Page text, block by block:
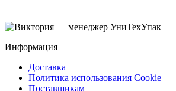
Информация
Доставка
Политика использования Cookie
Поставщикам